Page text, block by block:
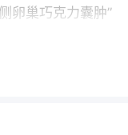
卵巢巧克力囊肿”
切除术，痊愈出
大学附属医院行
间断腹痛、腹